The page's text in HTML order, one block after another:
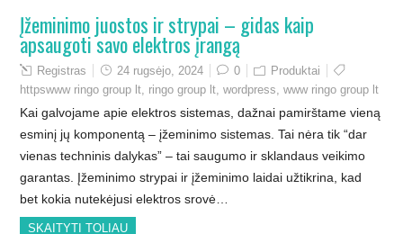
Įžeminimo juostos ir strypai – gidas kaip
apsaugoti savo elektros įrangą
Registras 24 rugsėjo, 2024 0
Produktai
httpswww ringo group lt, ringo group lt,wordpress,www ringo group lt
Kai galvojame apie elektros sistemas, dažnai pamirštame vieną
esminį jų komponentą – įžeminimo sistemas. Tai nėra tik “dar
vienas techninis dalykas” – tai saugumo ir sklandaus veikimo
garantas. Įžeminimo strypai ir įžeminimo laidai užtikrina, kad
bet kokia nutekėjusi elektros srovė…
SKAITYTI TOLIAU